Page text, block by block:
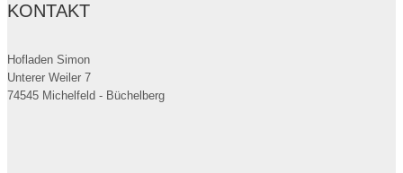
KONTAKT
Hofladen Simon
Unterer Weiler 7
74545 Michelfeld - Büchelberg